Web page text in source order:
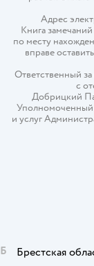
Адрес
Книга
по месту
вправе
Ответственный
с
Добрицкий
Уполномоченный
и услуг
Б Брестская